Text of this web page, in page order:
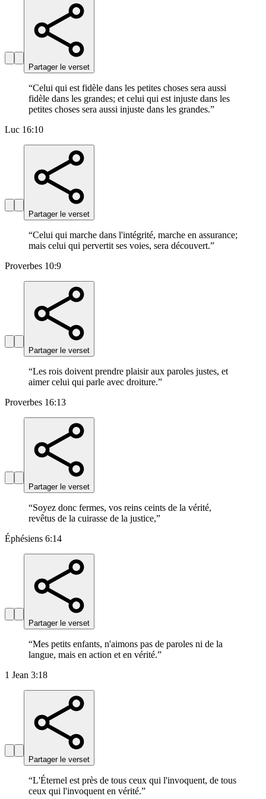
Partager le verset
“Celui qui est fidèle dans les petites choses sera aussi
fidèle dans les grandes; et celui qui est injuste dans les
petites choses sera aussi injuste dans les grandes.”
Luc 16:10
Partager le verset
“Celui qui marche dans l'intégrité, marche en assurance;
mais celui qui pervertit ses voies, sera découvert.”
Proverbes 10:9
Partager le verset
“Les rois doivent prendre plaisir aux paroles justes, et
aimer celui qui parle avec droiture.”
Proverbes 16:13
Partager le verset
“Soyez donc fermes, vos reins ceints de la vérité,
revêtus de la cuirasse de la justice,”
Éphésiens 6:14
Partager le verset
“Mes petits enfants, n'aimons pas de paroles ni de la
langue, mais en action et en vérité.”
1 Jean 3:18
Partager le verset
“L'Éternel est près de tous ceux qui l'invoquent, de tous
ceux qui l'invoquent en vérité.”